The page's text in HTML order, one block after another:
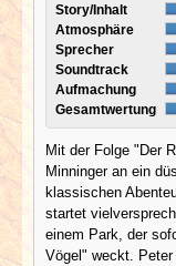
Story/Inhalt
Atmosphäre
Sprecher
Soundtrack
Aufmachung
Gesamtwertung
Mit der Folge "Der
Minninger an ein
klassischen
startet
einem Park, der
Vögel" weckt.